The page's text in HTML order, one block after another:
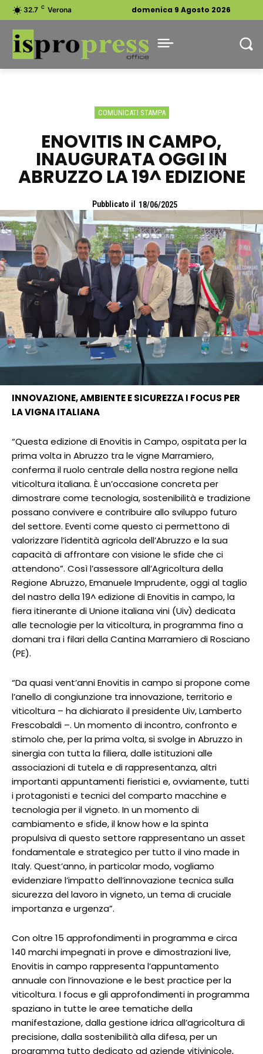
32.7 C Verona domenica 9 Agosto 2026
COMUNICATI STAMPA
ENOVITIS IN CAMPO,
INAUGURATA OGGI IN
ABRUZZO LA 19^ EDIZIONE
Pubblicato il 18/06/2025
INNOVAZIONE, AMBIENTE E SICUREZZA I FOCUS PER
LA VIGNA ITALIANA
“Questa edizione di Enovitis in Campo, ospitata per la
prima volta in Abruzzo tra le vigne Marramiero,
conferma il ruolo centrale della nostra regione nella
viticoltura italiana. È un’occasione concreta per
dimostrare come tecnologia, sostenibilità e tradizione
possano convivere e contribuire allo sviluppo futuro
del settore. Eventi come questo ci permettono di
valorizzare l’identità agricola dell’Abruzzo e la sua
capacità di affrontare con visione le sfide che ci
attendono”. Così l’assessore all’Agricoltura della
Regione Abruzzo, Emanuele Imprudente, oggi al taglio
del nastro della 19^ edizione di Enovitis in campo, la
fiera itinerante di Unione italiana vini (Uiv) dedicata
alle tecnologie per la viticoltura, in programma fino a
domani tra i filari della Cantina Marramiero di Rosciano
(PE).
“Da quasi vent’anni Enovitis in campo si propone come
l’anello di congiunzione tra innovazione, territorio e
viticoltura – ha dichiarato il presidente Uiv, Lamberto
Frescobaldi –. Un momento di incontro, confronto e
stimolo che, per la prima volta, si svolge in Abruzzo in
sinergia con tutta la filiera, dalle istituzioni alle
associazioni di tutela e di rappresentanza, altri
importanti appuntamenti fieristici e, ovviamente, tutti
i protagonisti e tecnici del comparto macchine e
tecnologia per il vigneto. In un momento di
cambiamento e sfide, il know how e la spinta
propulsiva di questo settore rappresentano un asset
fondamentale e strategico per tutto il vino made in
Italy. Quest’anno, in particolar modo, vogliamo
evidenziare l’impatto dell’innovazione tecnica sulla
sicurezza del lavoro in vigneto, un tema di cruciale
importanza e urgenza”.
Con oltre 15 approfondimenti in programma e circa
140 marchi impegnati in prove e dimostrazioni live,
Enovitis in campo rappresenta l’appuntamento
annuale con l’innovazione e le best practice per la
viticoltura. I focus e gli approfondimenti in programma
spaziano in tutte le aree tematiche della
manifestazione, dalla gestione idrica all’agricoltura di
precisione, dalla sostenibilità alla difesa, per un
programma tutto dedicato ad aziende vitivinicole,